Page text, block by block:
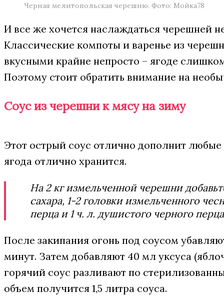
Черная мелитопольская черешню. Фото: Мойка78
И все же хочется наслаждаться черешней
Классические компоты и варенье из
вкусными крайне непросто – ягоде
Поэтому стоит обратить внимание на
Соус из черешни к мясу на зиму
Этот острый соус отлично дополнит
ягода отлично хранится.
На 2 кг измельченной черешни
сахара, 1-2 головки измельченного
перца и 1 ч. л. душистого черного
После закипания огонь под соусом
минут. Затем добавляют 40 мл уксуса
горячий соус разливают по
объем получится 1,5 литра соуса.